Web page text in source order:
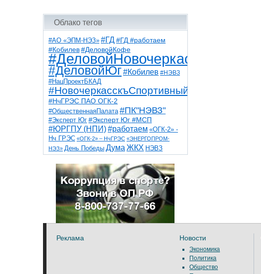
Облако тегов
#АО «ЭПМ-НЭЗ» #ГД #ГД #работаем
#Кобилев #ДеловойКофе
#ДеловойНовочеркасск
#ДеловойЮг#Кобилев #НЭВЗ
#НацПроектБКАД
#НовочеркасскъСпортивный
#НчГРЭС ПАО ОГК-2
#ОбщественнаяПалата #ПК"НЭВЗ"
#Эксперт Юг #Эксперт Юг #МСП
#ЮРГПУ (НПИ)#работаем «ОГК-2» -
Нч ГРЭС «ОГК-2» – НчГРЭС «ЭНЕРГОПРОМ-
НЭЗ» День Победы Дума ЖКХ НЭВЗ
НчГРЭС ТНТ
благоустройствоветераны выборы
детидороги казаки коррупция космос
общественная палата парк пожар роща
спорт театр транспорт художники
Реклама Новости
Экономика
Политика
Общество